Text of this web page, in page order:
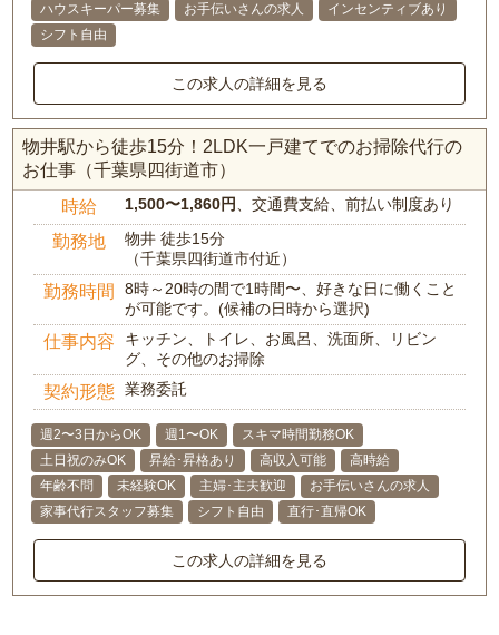
ハウスキーパー募集
お手伝いさんの求人
インセンティブあり
シフト自由
この求人の詳細を見る
物井駅から徒歩15分！2LDK一戸建てでのお掃除代行の
お仕事（千葉県四街道市）
時給 1,500〜1,860円、交通費支給、前払い制度あり
勤務地
物井 徒歩15分
（千葉県四街道市付近）
勤務時間
8時～20時の間で1時間〜、好きな日に働くこと
が可能です。(候補の日時から選択)
仕事内容
キッチン、トイレ、お風呂、洗面所、リビン
グ、その他のお掃除
契約形態 業務委託
週2〜3日からOK 週1〜OK
スキマ時間勤務OK
土日祝のみOK
昇給･昇格あり 高収入可能
高時給
年齢不問
未経験OK 主婦･主夫歓迎
お手伝いさんの求人
家事代行スタッフ募集
シフト自由 直行･直帰OK
この求人の詳細を見る